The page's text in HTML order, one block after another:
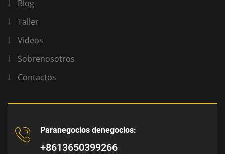
Blog
Taller
Videos
Sobrenosotros
Contactos
Paranegocios denegocios:
+8613650399266